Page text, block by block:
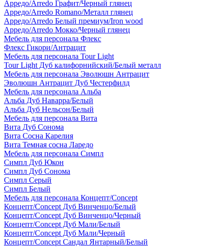
Арредо/Arredo Графит/Черный глянец
Арредо/Arredo Romano/Металл глянец
Арредо/Arredo Белый премиум/Iron wood
Арредо/Arredo Мокко/Черный глянец
Мебель для персонала Флекс
Флекс Гикори/Антрацит
Мебель для персонала Tour Light
Tour Light Дуб калифорнийский/Белый металл
Мебель для персонала Эволюшн Антрацит
Эволюшн Антрацит Дуб Честерфилд
Мебель для персонала Альба
Альба Дуб Наварра/Белый
Альба Дуб Нельсон/Белый
Мебель для персонала Вита
Вита Дуб Сонома
Вита Сосна Карелия
Вита Темная сосна Ларедо
Мебель для персонала Симпл
Симпл Дуб Юкон
Симпл Дуб Сонома
Симпл Серый
Симпл Белый
Мебель для персонала Концепт/Concept
Концепт/Concept Дуб Винченцо/Белый
Концепт/Concept Дуб Винченцо/Черный
Концепт/Concept Дуб Мали/Белый
Концепт/Concept Дуб Мали/Черный
Концепт/Concept Сандал Янтарный/Белый